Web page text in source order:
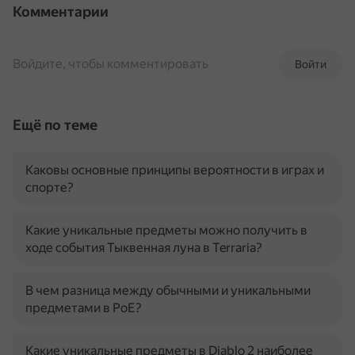
Комментарии
Войти
Войдите, чтобы комментировать
Ещё по теме
Каковы основные принципы вероятности в играх и
спорте?
Какие уникальные предметы можно получить в
ходе события Тыквенная луна в Terraria?
В чем разница между обычными и уникальными
предметами в PoE?
Какие уникальные предметы в Diablo 2 наиболее